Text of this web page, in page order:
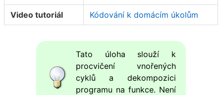
Video tutoriál Kódování k domácím úkolům
Tato úloha slouží k
procvičení vnořených
cyklů a dekompozici
programu na funkce. Není